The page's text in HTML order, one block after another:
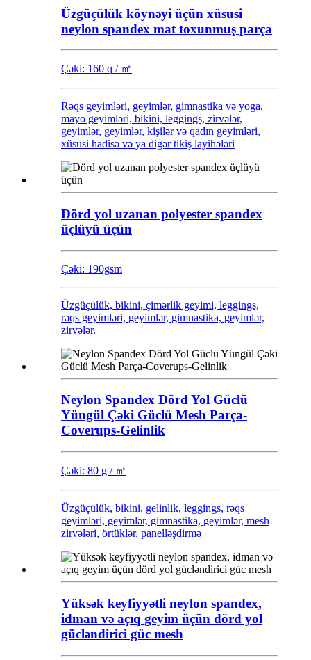
Üzgüçülük köynəyi üçün xüsusi
neylon spandex mat toxunmuş parça
Çəki: 160 q / ㎡
Rəqs geyimləri, geyimlər, gimnastika və yoga,
mayo geyimləri, bikini, leggings, zirvələr,
geyimlər, geyimlər, kişilər və qadın geyimləri,
xüsusi hadisə və ya digər tikiş layihələri
Dörd yol uzanan polyester spandex
üçlüyü üçün
Çəki: 190gsm
Üzgüçülük, bikini, çimərlik geyimi, leggings,
rəqs geyimləri, geyimlər, gimnastika, geyimlər,
zirvələr.
Neylon Spandex Dörd Yol Güclü
Yüngül Çəki Güclü Mesh Parça-
Coverups-Gelinlik
Çəki: 80 g / ㎡
Üzgüçülük, bikini, gelinlik, leggings, rəqs
geyimləri, geyimlər, gimnastika, geyimlər, mesh
zirvələri, örtüklər, panelləşdirmə
Yüksək keyfiyyətli neylon spandex,
idman və açıq geyim üçün dörd yol
gücləndirici güc mesh